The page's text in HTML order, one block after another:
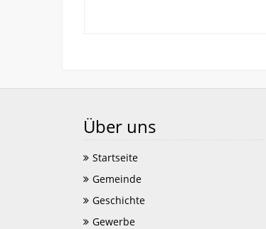
Über uns
Startseite
Gemeinde
Geschichte
Gewerbe